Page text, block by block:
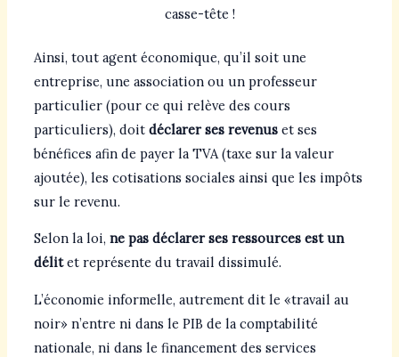
casse-tête !
Ainsi, tout agent économique, qu’il soit une
entreprise, une association ou un professeur
particulier (pour ce qui relève des cours
particuliers), doit déclarer ses revenuset ses
bénéfices afin de payer la TVA (taxe sur la valeur
ajoutée), les cotisations sociales ainsi que les impôts
sur le revenu.
Selon la loi, ne pas déclarer ses ressources est un
délitet représente du travail dissimulé.
L’économie informelle, autrement dit le «travail au
noir» n’entre ni dans le PIB de la comptabilité
nationale, ni dans le financement des services